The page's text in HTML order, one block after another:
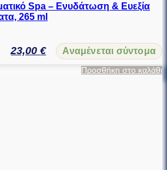
Spa – Ενυδάτωση & Ευεξία
265 ml
23,00€ Αναμένεται σύντομα
Προσθήκη στο καλάθι